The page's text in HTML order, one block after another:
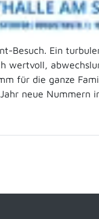
Besuch. Ein
wertvoll,
für die ganze
neue